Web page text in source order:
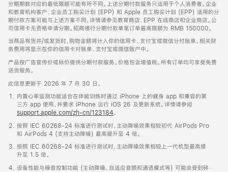
分期期数对应的最低限额可能有所不同。上述分期付款服务只适用于个人消费者。企业
和教育机构客户、企业员工购买计划 (EPP) 和 Apple 员工购买计划 (EPP) 适用的分
期付款方案可能与上述方案不同，详情请参见教育商店、EPP 在线商店和企业商店。公
司信用卡无资格申请分期。招商银行分期付款单笔订单最高限额为 RMB 150000。
当商品有货并/或发货时，购物金额将计入你的信用卡、支付宝或微信分付账单。相关财
务费用将显示在你的信用卡对账单、支付宝或微信账户中。
产品按广告宣传价或标价提供分期付款服务。价格包含增值税。所有订单均可享受免费
送货服务。
此信息更新于 2026 年 7 月 30 日。
内置心率监测功能适合在体能训练时通过 iPhone 上的健身 app 和兼容的第
三方 app 使用，并要求 iPhone 运行 iOS 26 及更新系统。详情请参阅
support.apple.com/zh-cn/123184。
按照 IEC 60268-24 标准进行测试时，主动降噪效果相较初代 AirPods Pro
和 AirPods 4 (支持主动降噪) 最高提升至 4 倍。
按照 IEC 60268-24 标准进行测试时，主动降噪效果相较上一代机型最高提
升至 1.5 倍。
设备性能与噪音控制功能 (主动降噪、自适应音频和通透模式等) 可能会受到碎